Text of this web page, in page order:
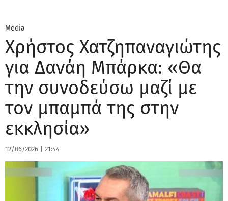
Media
Χρήστος Χατζηπαναγιώτης
για Δανάη Μπάρκα: «Θα
την συνοδεύσω μαζί με
τον μπαμπά της στην
εκκλησία»
12/06/2026 21:44